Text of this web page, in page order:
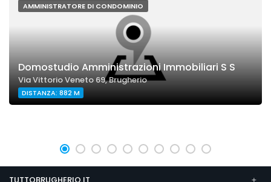
AMMINISTRATORE DI CONDOMINIO
Domostudio Amministrazioni Immobiliari S S
Via Vittorio Veneto 69, Brugherio
DISTANZA: 882 M